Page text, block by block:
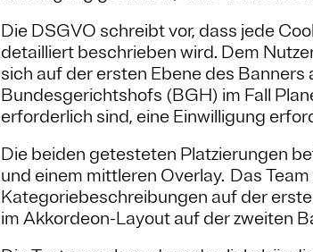
Die DSGVO schreibt vor, dass jede
detailliert beschrieben wird. Dem
sich auf der ersten Ebene des
Bundesgerichtshofs (BGH) im Fall
erforderlich sind, eine Einwilligung
Die beiden getesteten Platzierungen
und einem mittleren Overlay. Das
Kategoriebeschreibungen auf der
im Akkordeon-Layout auf der zweiten